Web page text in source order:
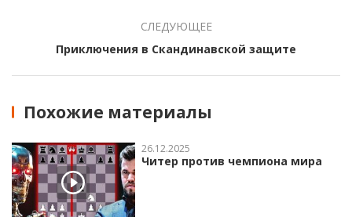
СЛЕДУЮЩЕЕ
Приключения в Скандинавской защите
Похожие материалы
26.12.2025
Читер против чемпиона мира